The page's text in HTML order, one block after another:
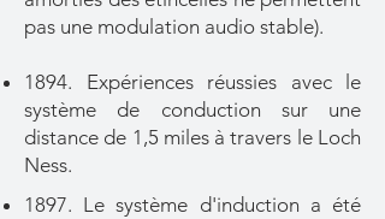
pas une modulation audio stable).
1894. Expériences réussies avec le
système de conduction sur une
distance de 1,5 miles à travers le Loch
Ness.
1897. Le système d'induction a été